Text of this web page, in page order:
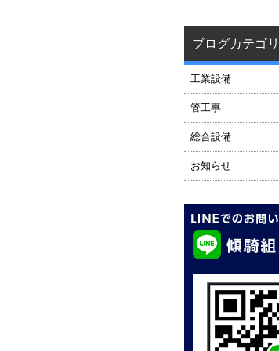
ブログカテゴリ
工業設備
管工事
総合設備
お知らせ